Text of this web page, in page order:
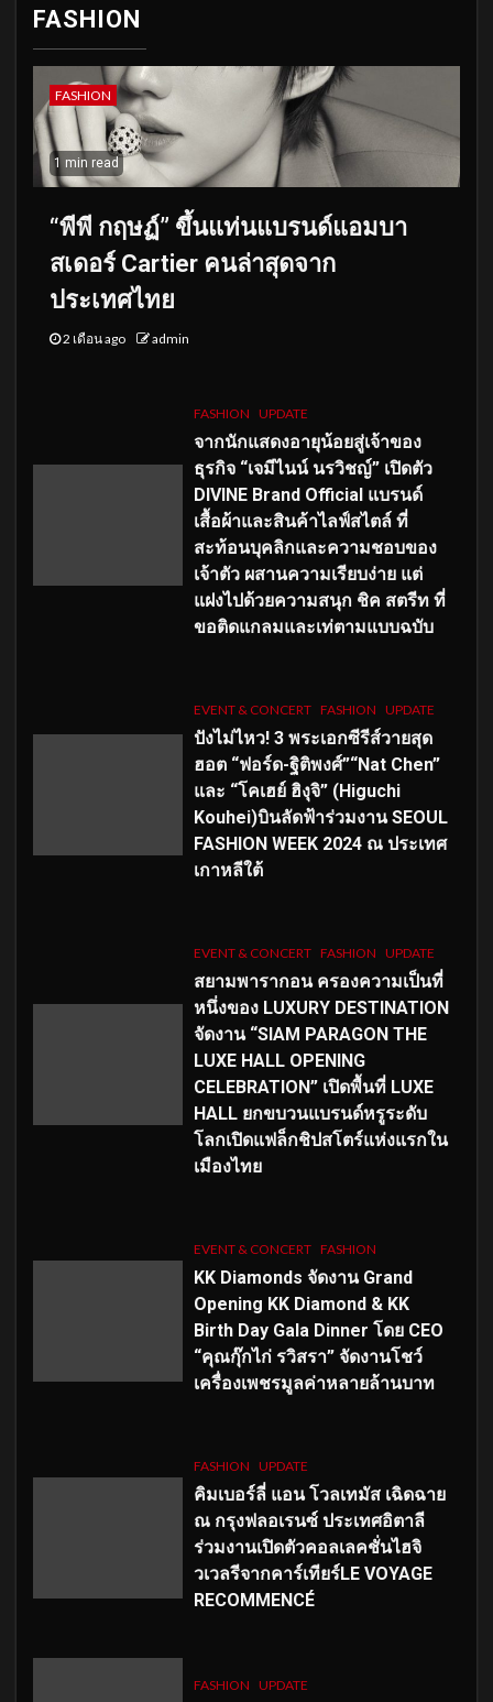
FASHION
FASHION
1 min read
“พีพี กฤษฏ์” ขึ้นแท่นแบรนด์แอมบา
สเดอร์ Cartier คนล่าสุดจาก
ประเทศไทย
2 เดือน ago admin
FASHION UPDATE
จากนักแสดงอายุน้อยสู่เจ้าของ
ธุรกิจ “เจมีไนน์ นรวิชญ์” เปิดตัว
DIVINE Brand Official แบรนด์
เสื้อผ้าและสินค้าไลฟ์สไตล์ ที่
สะท้อนบุคลิกและความชอบของ
เจ้าตัว ผสานความเรียบง่าย แต่
แฝงไปด้วยความสนุก ชิค สตรีท ที่
ขอติดแกลมและเท่ตามแบบฉบับ
EVENT & CONCERT FASHION UPDATE
ปังไม่ไหว! 3 พระเอกซีรีส์วายสุด
ฮอต “ฟอร์ด-ฐิติพงศ์”“Nat Chen”
และ “โคเฮย์ ฮิงุจิ” (Higuchi
Kouhei)บินลัดฟ้าร่วมงาน SEOUL
FASHION WEEK 2024 ณ ประเทศ
เกาหลีใต้
EVENT & CONCERT FASHION UPDATE
สยามพารากอน ครองความเป็นที่
หนึ่งของ LUXURY DESTINATION
จัดงาน “SIAM PARAGON THE
LUXE HALL OPENING
CELEBRATION” เปิดพื้นที่ LUXE
HALL ยกขบวนแบรนด์หรูระดับ
โลกเปิดแฟล็กชิปสโตร์แห่งแรกใน
เมืองไทย
EVENT & CONCERT FASHION
KK Diamonds จัดงาน Grand
Opening KK Diamond & KK
Birth Day Gala Dinner โดย CEO
“คุณกุ๊กไก่ รวิสรา” จัดงานโชว์
เครื่องเพชรมูลค่าหลายล้านบาท
FASHION UPDATE
คิมเบอร์ลี่ แอน โวลเทมัส เฉิดฉาย
ณ กรุงฟลอเรนซ์ ประเทศอิตาลี
ร่วมงานเปิดตัวคอลเลคชั่นไฮจิ
วเวลรีจากคาร์เทียร์LE VOYAGE
RECOMMENCÉ
FASHION UPDATE